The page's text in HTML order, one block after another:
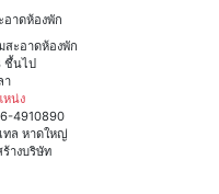
ะอาดห้องพัก
ชึ้นไป
า
หน่ง
4910890
ทล หาดใหญ่
ร้างบริษัท